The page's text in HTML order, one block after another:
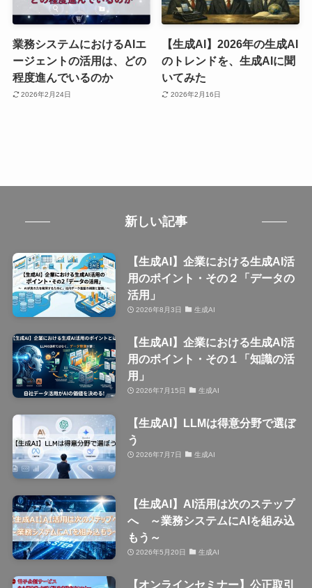
業務システムにおけるAIエ
ージェントの活用は、どの
程度進んでいるのか
2026年2月24日
【生成AI】2026年の生成AI
のトレンドを、生成AIに聞
いてみた
2026年2月16日
新しい記事
【生成AI】企業における生成AI活
用のポイント・その２「データの
活用」
2026年8月3日 生成AI
【生成AI】企業における生成AI活
用のポイント・その１「知識の活
用」
2026年7月15日 生成AI
【生成AI】LLMは得意分野で選ぼ
う
2026年7月7日 生成AI
【生成AI】AI活用は次のステップ
へ ～業務システムにAIを組み込
もう～
2026年5月20日 生成AI
【オンラインセミナー】公正取引